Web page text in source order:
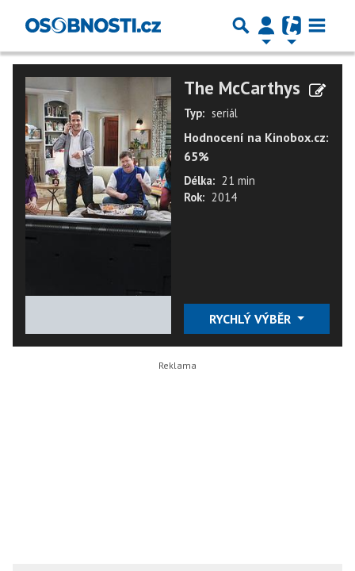
The McCarthys
Typ: seriál
Hodnocení na Kinobox.cz:
65%
Délka: 21 min
Rok: 2014
RYCHLÝ VÝBĚR